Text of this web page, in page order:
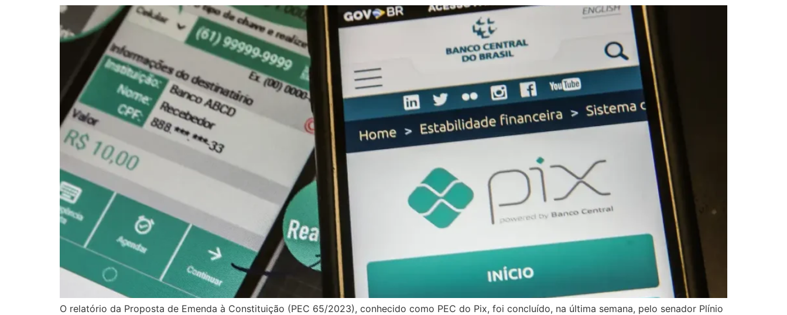
O relatório da Proposta de Emenda à Constituição (PEC 65/2023), conhecido como PEC do Pix, foi concluído, na última semana, pelo senador Plínio